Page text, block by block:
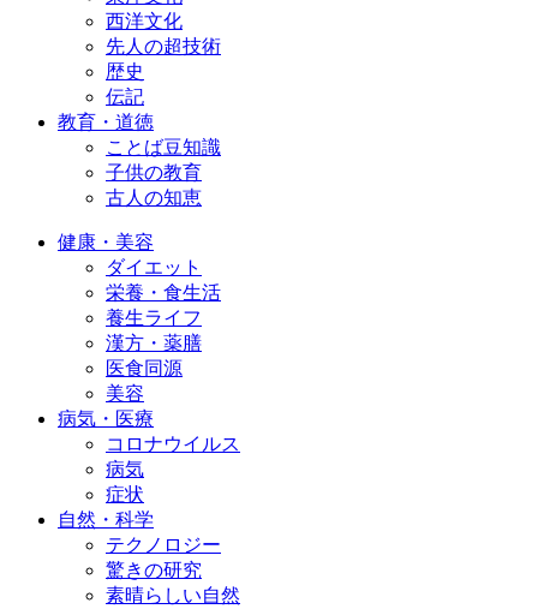
西洋文化
先人の超技術
歴史
伝記
教育・道徳
ことば豆知識
子供の教育
古人の知恵
健康・美容
ダイエット
栄養・食生活
養生ライフ
漢方・薬膳
医食同源
美容
病気・医療
コロナウイルス
病気
症状
自然・科学
テクノロジー
驚きの研究
素晴らしい自然